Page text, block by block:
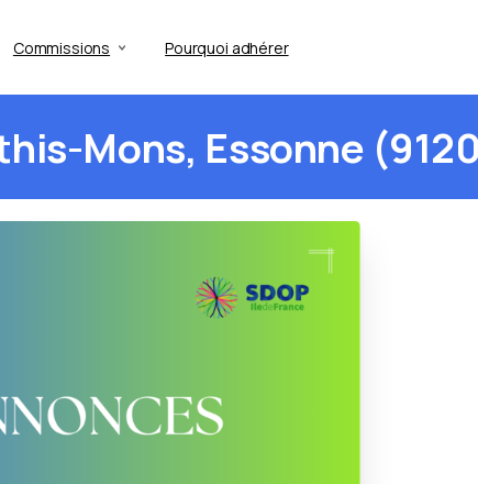
Commissions Pourquoi adhérer
Mons, Essonne